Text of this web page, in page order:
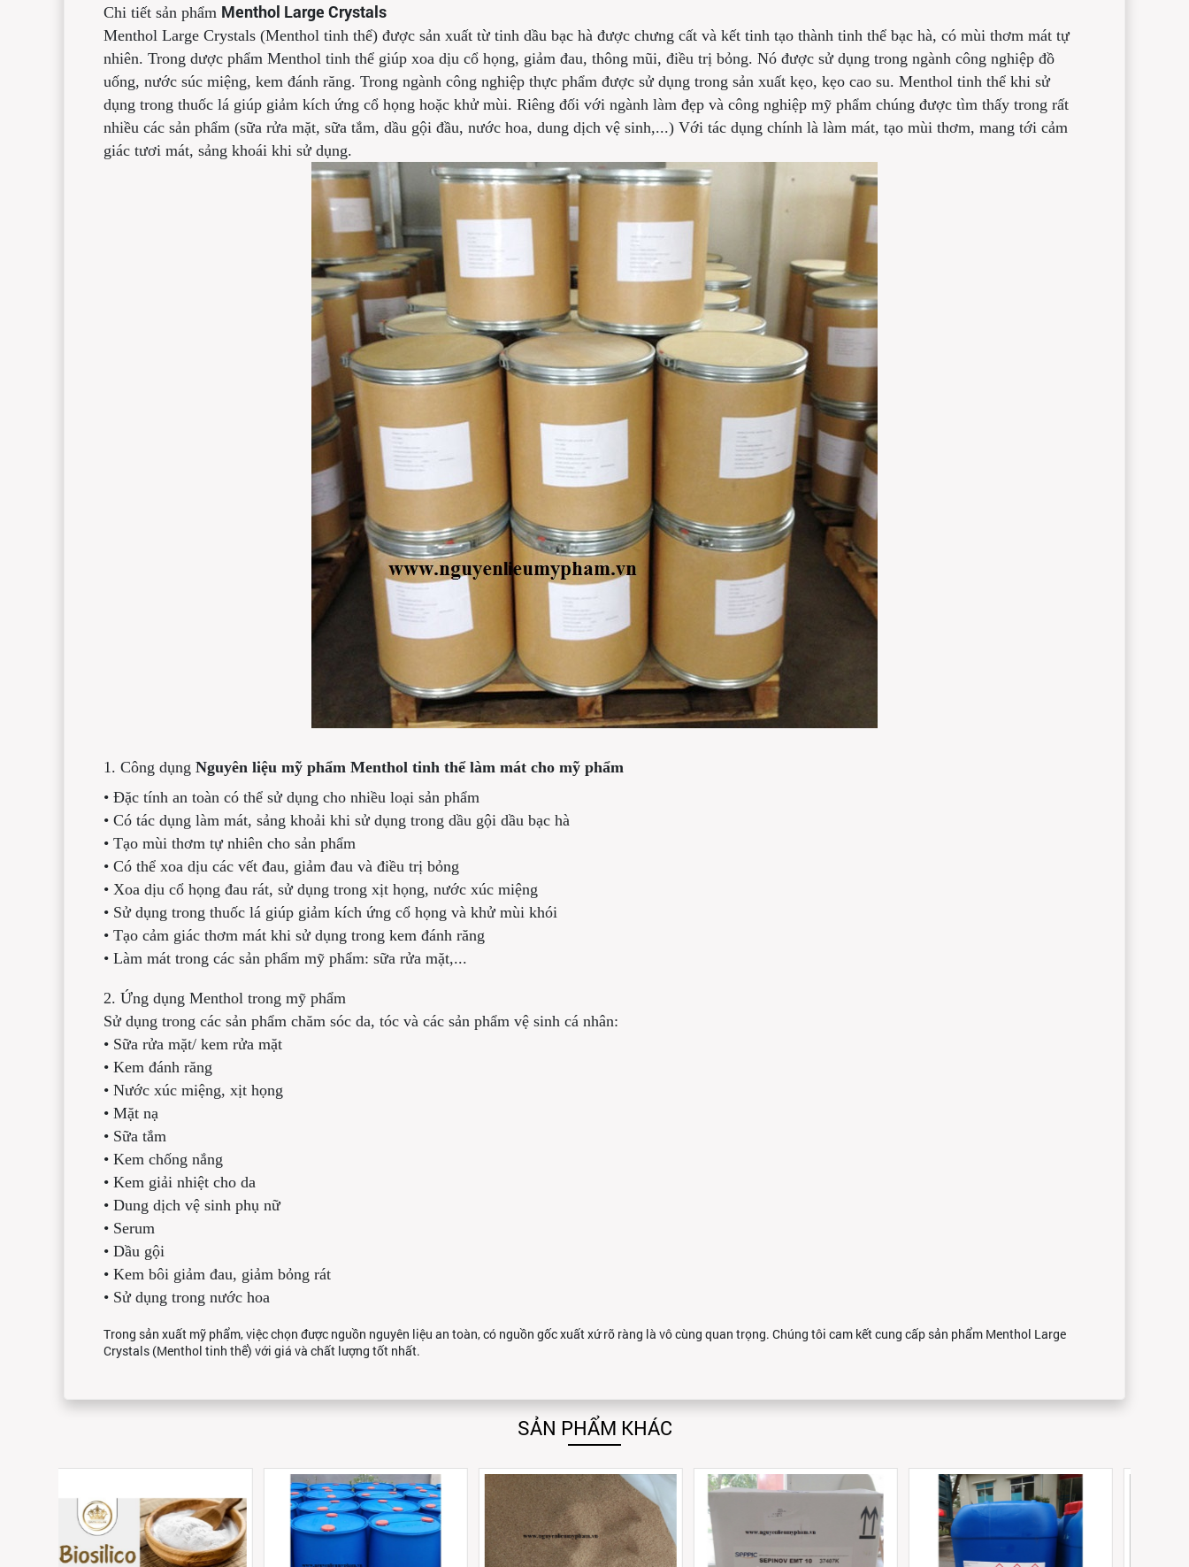
Chi tiết sản phẩm Menthol Large Crystals
Menthol Large Crystals (Menthol tinh thể) được sản xuất từ tinh dầu bạc hà được chưng cất và kết tinh tạo thành tinh thể bạc hà, có mùi thơm mát tự
nhiên. Trong dược phẩm Menthol tinh thể giúp xoa dịu cổ họng, giảm đau, thông mũi, điều trị bỏng. Nó được sử dụng trong ngành công nghiệp đồ
uống, nước súc miệng, kem đánh răng. Trong ngành công nghiệp thực phẩm được sử dụng trong sản xuất kẹo, kẹo cao su. Menthol tinh thể khi sử
dụng trong thuốc lá giúp giảm kích ứng cổ họng hoặc khử mùi. Riêng đối với ngành làm đẹp và công nghiệp mỹ phẩm chúng được tìm thấy trong rất
nhiều các sản phẩm (sữa rửa mặt, sữa tắm, dầu gội đầu, nước hoa, dung dịch vệ sinh,...) Với tác dụng chính là làm mát, tạo mùi thơm, mang tới cảm
giác tươi mát, sảng khoái khi sử dụng.
1. Công dụng Nguyên liệu mỹ phẩm Menthol tinh thể làm mát cho mỹ phẩm
• Đặc tính an toàn có thể sử dụng cho nhiều loại sản phẩm
• Có tác dụng làm mát, sảng khoải khi sử dụng trong dầu gội dầu bạc hà
• Tạo mùi thơm tự nhiên cho sản phẩm
• Có thể xoa dịu các vết đau, giảm đau và điều trị bỏng
• Xoa dịu cổ họng đau rát, sử dụng trong xịt họng, nước xúc miệng
• Sử dụng trong thuốc lá giúp giảm kích ứng cổ họng và khử mùi khói
• Tạo cảm giác thơm mát khi sử dụng trong kem đánh răng
• Làm mát trong các sản phẩm mỹ phẩm: sữa rửa mặt,...
2. Ứng dụng Menthol trong mỹ phẩm
Sử dụng trong các sản phẩm chăm sóc da, tóc và các sản phẩm vệ sinh cá nhân:
• Sữa rửa mặt/ kem rửa mặt
• Kem đánh răng
• Nước xúc miệng, xịt họng
• Mặt nạ
• Sữa tắm
• Kem chống nắng
• Kem giải nhiệt cho da
• Dung dịch vệ sinh phụ nữ
• Serum
• Dầu gội
• Kem bôi giảm đau, giảm bỏng rát
• Sử dụng trong nước hoa
Trong sản xuất mỹ phẩm, việc chọn được nguồn nguyên liệu an toàn, có nguồn gốc xuất xứ rõ ràng là vô cùng quan trọng. Chúng tôi cam kết cung cấp sản phẩm Menthol Large
Crystals (Menthol tinh thể) với giá và chất lượng tốt nhất.
SẢN PHẨM KHÁC